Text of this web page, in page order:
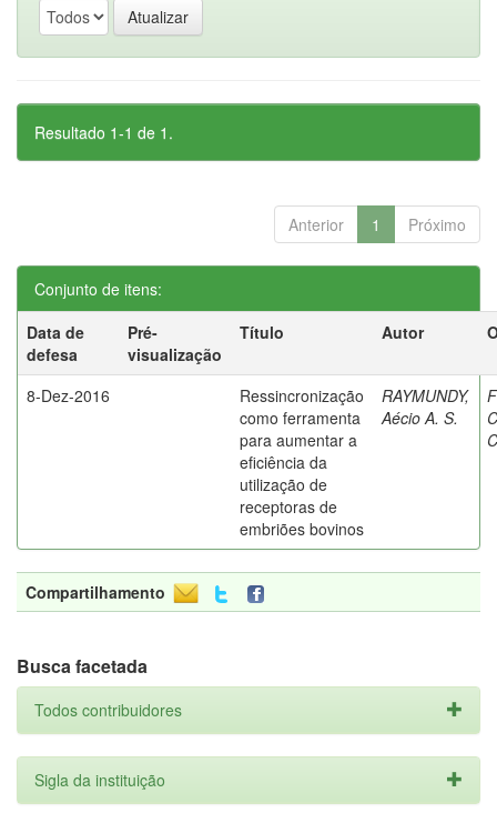
Resultado 1-1 de 1.
Anterior 1 Próximo
Conjunto de itens:
Data de
defesa
Pré-
visualização
Título Autor
8-Dez-2016
Ressincronização
como ferramenta
para aumentar a
eficiência da
utilização de
receptoras de
embriões bovinos
RAYMUNDY,
Aécio A. S.
Compartilhamento
Busca facetada
Todos contribuidores
Sigla da instituição